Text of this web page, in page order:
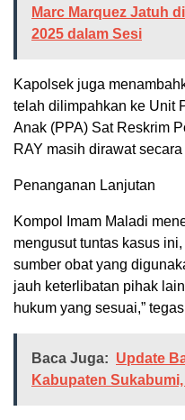
Marc Marquez Jatuh
2025 dalam Sesi
Kapolsek juga
telah dilimpahkan ke Unit
Anak (PPA) Sat Reskrim
RAY masih dirawat
Penanganan Lanjutan
Kompol Imam Maladi
mengusut tuntas kasus
sumber obat yang
jauh keterlibatan pihak
hukum yang sesuai,”
Baca Juga: Update
Kabupaten